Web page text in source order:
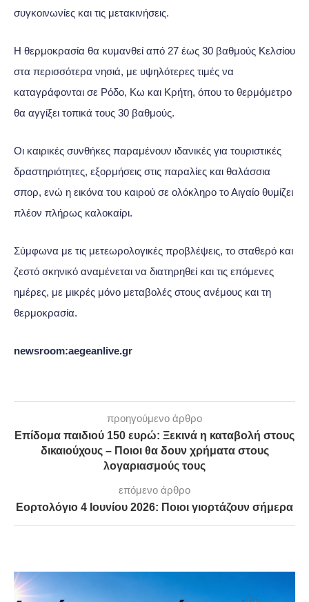
συγκοινωνίες και τις μετακινήσεις.
Η θερμοκρασία θα κυμανθεί από 27 έως 30 βαθμούς Κελσίου
στα περισσότερα νησιά, με υψηλότερες τιμές να
καταγράφονται σε Ρόδο, Κω και Κρήτη, όπου το θερμόμετρο
θα αγγίξει τοπικά τους 30 βαθμούς.
Οι καιρικές συνθήκες παραμένουν ιδανικές για τουριστικές
δραστηριότητες, εξορμήσεις στις παραλίες και θαλάσσια
σπορ, ενώ η εικόνα του καιρού σε ολόκληρο το Αιγαίο θυμίζει
πλέον πλήρως καλοκαίρι.
Σύμφωνα με τις μετεωρολογικές προβλέψεις, το σταθερό και
ζεστό σκηνικό αναμένεται να διατηρηθεί και τις επόμενες
ημέρες, με μικρές μόνο μεταβολές στους ανέμους και τη
θερμοκρασία.
newsroom:aegeanlive.gr
προηγούμενο άρθρο
Επίδομα παιδιού 150 ευρώ: Ξεκινά η καταβολή στους
δικαιούχους – Ποιοι θα δουν χρήματα στους
λογαριασμούς τους
επόμενο άρθρο
Εορτολόγιο 4 Ιουνίου 2026: Ποιοι γιορτάζουν σήμερα